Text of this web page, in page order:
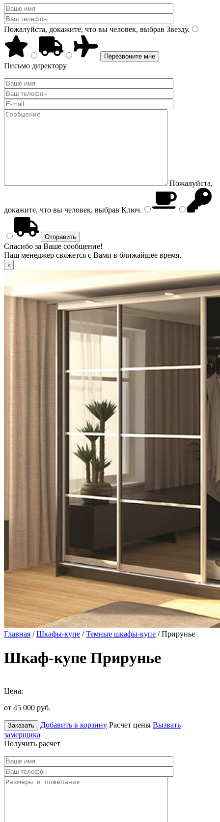
Пожалуйста, докажите, что вы человек, выбрав Звезду.
Письмо директору
Пожалуйста,
докажите, что вы человек, выбрав Ключ.
Спасибо за Ваше сообщение!
Наш менеджер свяжется с Вами в ближайшее время.
Главная /Шкафы-купе /Темные шкафы-купе / Прирунье
Шкаф-купе Прирунье
Цена:
от 45 000 руб.
Заказать Добавить в корзину Расчет цены Вызвать
замерщика
Получить расчет